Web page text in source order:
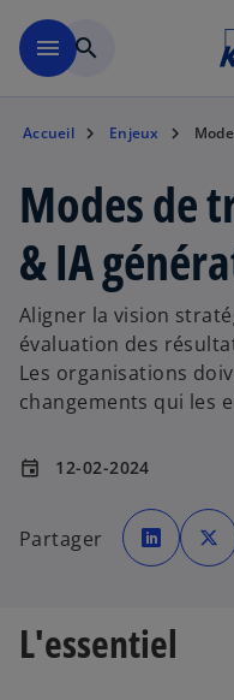
menu search
Accueil Enjeux
Modes de
& IA
Aligner la vision
évaluation des
Les organisations
changements qui les
event 12-02-2024
Partager ’
o
u
L'essentiel